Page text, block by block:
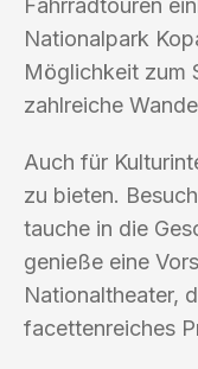
Fahrradtouren
Nationalpark
Möglichkeit zum
zahlreiche
Auch für
zu bieten.
tauche in die
genieße eine
Nationaltheater,
facettenreiches